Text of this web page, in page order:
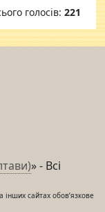
голосів: 221
» - Всі
інших сайтах обов’язкове